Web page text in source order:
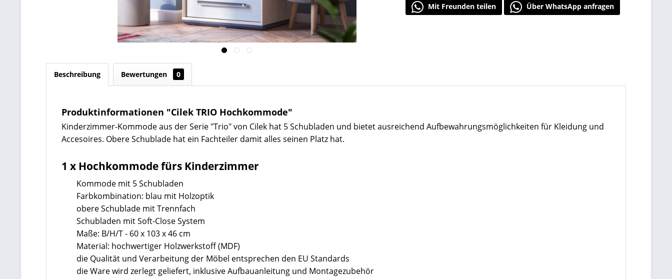
Mit Freunden teilen Über WhatsApp anfragen
Beschreibung Bewertungen 0
Produktinformationen "Cilek TRIO Hochkommode"
Kinderzimmer-Kommode aus der Serie "Trio" von Cilek hat 5 Schubladen und bietetausreichend Aufbewahrungsmöglichkeiten für Kleidung und
Accesoires. Obere Schublade hat ein Fachteiler damit alles seinen Platz hat.
1 x Hochkommode fürs Kinderzimmer
Kommode mit 5 Schubladen
Farbkombination: blau mit Holzoptik
obere Schublade mit Trennfach
Schubladen mit Soft-Close System
Maße: B/H/T - 60 x 103 x 46 cm
Material: hochwertiger Holzwerkstoff (MDF)
die Qualität und Verarbeitung der Möbel entsprechen den EU Standards
die Ware wird zerlegt geliefert, inklusive Aufbauanleitung und Montagezubehör